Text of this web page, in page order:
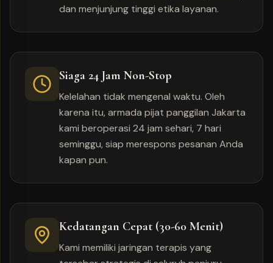
dan menjunjung tinggi etika layanan.
Siaga 24 Jam Non-Stop
Kelelahan tidak mengenal waktu. Oleh
karena itu, armada pijat panggilan Jakarta
kami beroperasi 24 jam sehari, 7 hari
seminggu, siap merespons pesanan Anda
kapan pun.
Kedatangan Cepat (30-60 Menit)
Kami memiliki jaringan terapis yang